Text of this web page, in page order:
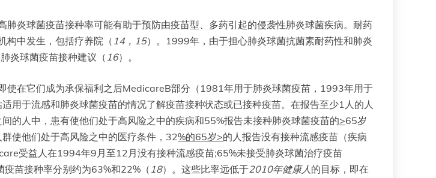
炎球菌疫苗接种率可能有助于预防由疫苗型、多药引起的侵袭性肺炎球菌疾病。耐药
构中发生，包括疗养院（ 14 ， 15）。1999年，由于担心肺炎球菌抗菌素耐药性和肺炎
炎球菌疫苗接种建议（ 16）。
使在它们成为承保福利之后MedicareB部分（1981年用于肺炎球菌疫苗，1993年用于
用于流感和肺炎球菌疫苗的情况了解疫苗接种状态或已接种疫苗。在报告至少1人的人
人中，患有使他们处于高风险之中的疾病和55%报告未接种肺炎球菌疫苗的>65岁
使他们处于高风险之中的医疗条件，32%的65岁>的人报告没有接种流感疫苗（疾病
受益人在1994年9月至12月没有接种流感疫苗;65%未接受肺炎球菌治疗疫苗
苗接种率分别约为63%和22%（ 18）。这些比率远低于2010年健康人 的目标，即在